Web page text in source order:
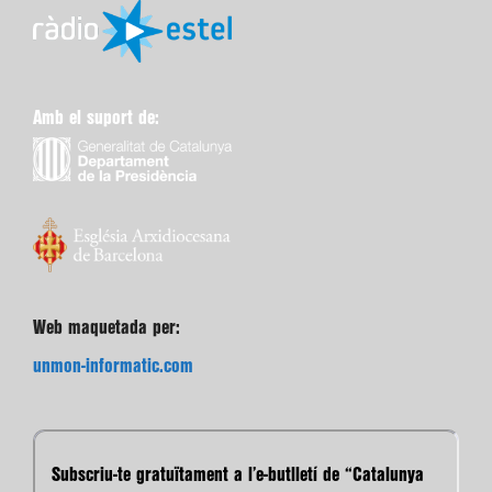
Amb el suport de:
Web maquetada per:
unmon-informatic.com
Subscriu-te gratuïtament a l’e-butlletí de “Catalunya